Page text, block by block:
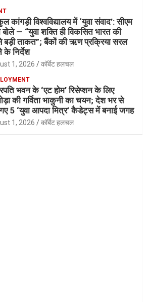
कांगड़ी विश्वविद्यालय में ‘युवा संवाद’: सीएम
बोले — “युवा शक्ति ही विकसित भारत की
बड़ी ताकत”; बैंकों की ऋण प्रक्रिया सरल
के निर्देश
1, 2026 कॉर्बेट हलचल
भवन के ‘एट होम’ रिसेप्शन के लिए
की गर्विता भाकुनी का चयन; देश भर से
5 ‘युवा आपदा मित्र’ कैडेट्स में बनाई जगह
1, 2026 कॉर्बेट हलचल